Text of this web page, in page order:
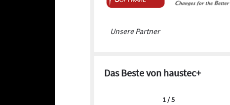
Unsere Partner
Das Beste von haustec+
1 / 5